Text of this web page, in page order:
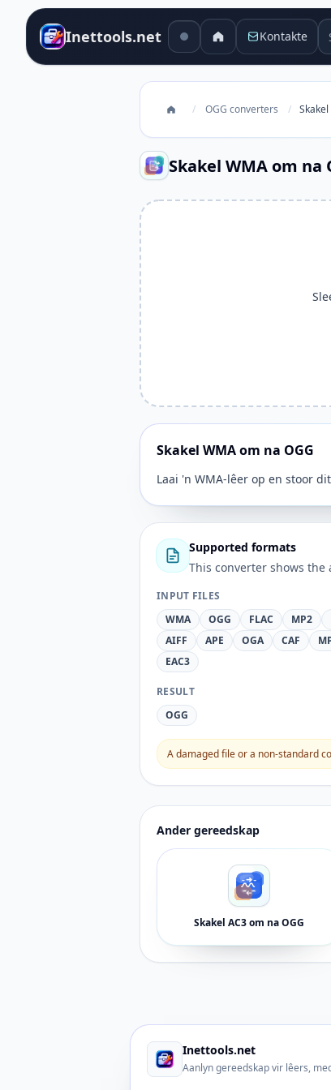
Inettools.net Kontakte
/ OGG converters /
Skakel WMA om na
Skakel WMA om na OGG
Laai 'n WMA-lêer op en stoor dit
Supported formats
This converter shows
INPUT FILES
WMA
OGG FLAC MP2
AIFF
APE OGA CAF
EAC3
RESULT
OGG
A damaged file or a non-standard
Ander gereedskap
Skakel AC3 om na OGG
Inettools.net
Aanlyn gereedskap vir lêers,